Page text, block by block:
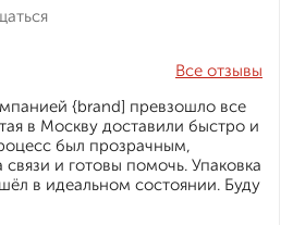
Все отзывы
{brand] превзошло все
в Москву доставили быстро и
был прозрачным,
связи и готовы помочь. Упаковка
в идеальном состоянии. Буду